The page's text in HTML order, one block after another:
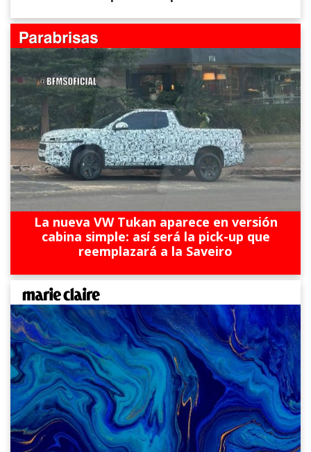
La nueva VW Tukan aparece en versión
cabina simple: así será la pick-up que
reemplazará a la Saveiro